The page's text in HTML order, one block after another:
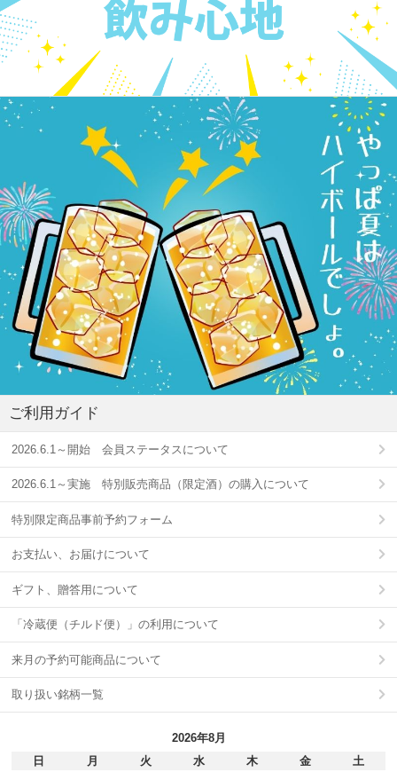
ご利用ガイド
2026.6.1～開始 会員ステータスについて
2026.6.1～実施 特別販売商品（限定酒）の購入について
特別限定商品事前予約フォーム
お支払い、お届けについて
ギフト、贈答用について
「冷蔵便（チルド便）」の利用について
来月の予約可能商品について
取り扱い銘柄一覧
2026年8月
日
月 火 水 木 金
土